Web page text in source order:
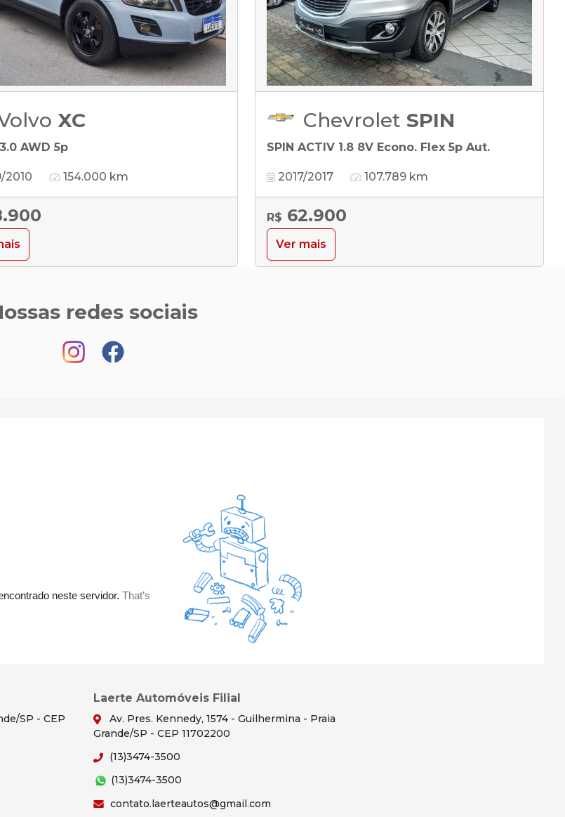
XC
AWD 5p
2010 154.000 km
Chevrolet SPIN
SPIN ACTIV 1.8 8V Econo. Flex 5p Aut.
2017/2017 107.789 km
R$ 62.900
Ver mais
redes sociais
SP - CEP
Laerte Automóveis Filial
Av. Pres. Kennedy, 1574 - Guilhermina - Praia
Grande/SP - CEP 11702200
(13)3474-3500
(13)3474-3500
contato.laerteautos@gmail.com